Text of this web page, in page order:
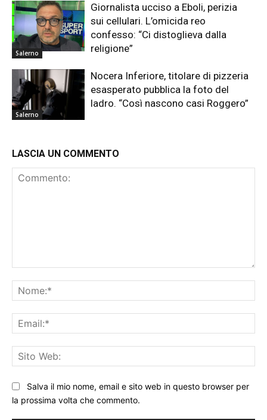
Salerno
Giornalista ucciso a Eboli, perizia
sui cellulari. L’omicida reo
confesso: “Ci distoglieva dalla
religione”
Salerno
Nocera Inferiore, titolare di pizzeria
esasperato pubblica la foto del
ladro. “Così nascono casi Roggero”
LASCIA UN COMMENTO
Salva il mio nome, email e sito web in questo browser per
la prossima volta che commento.